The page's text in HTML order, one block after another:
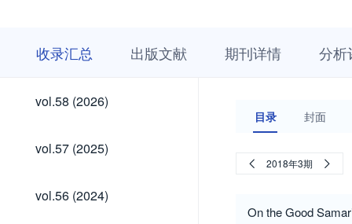
收录汇总 出版文献 期刊详情 分析
vol.58
(2026)
vol.58 (2026)
vol.57
(2025)
vol.57 (2025)
vol.56
(2024)
vol.56 (2024)
目录 封面
2018年3期
On the Good